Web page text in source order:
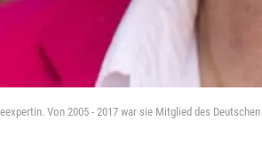
Von 2005 - 2017 war sie Mitglied des